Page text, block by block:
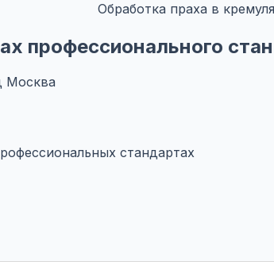
Обработка праха в
профессионального
Москва
стандартах